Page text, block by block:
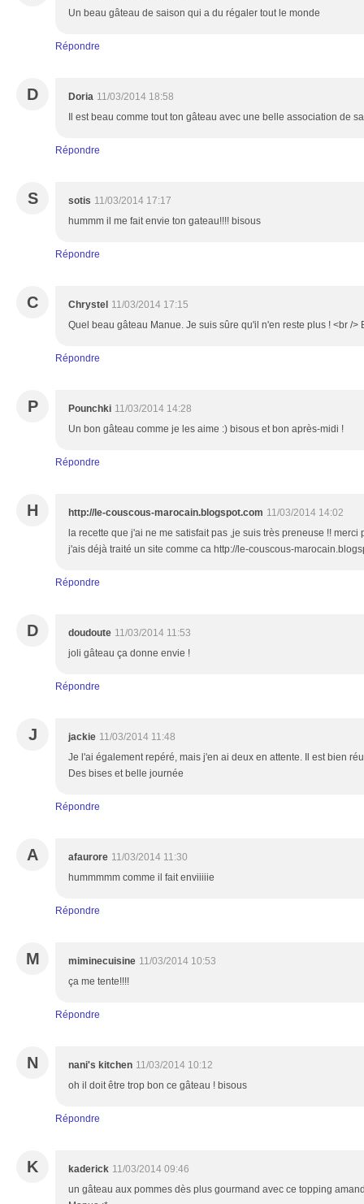
Un beau gâteau de saison qui a du régaler tout le monde
Répondre
D Doria 11/03/2014 18:58
Il est beau comme tout ton gâteau avec une belle association de
Répondre
S sotis 11/03/2014 17:17
hummm il me fait envie ton gateau!!!! bisous
Répondre
C Chrystel 11/03/2014 17:15
Quel beau gâteau Manue. Je suis sûre qu'il n'en reste plus ! <br />
Répondre
P Pounchki 11/03/2014 14:28
Un bon gâteau comme je les aime :) bisous et bon après-midi !
Répondre
H http://le-couscous-marocain.blogspot.com 11/03/2014 14:02
la recette que j'ai ne me satisfait pas ,je suis très preneuse !!
j'ais déjà traité un site comme ca http://le-couscous-
Répondre
D doudoute 11/03/2014 11:53
joli gâteau ça donne envie !
Répondre
J jackie 11/03/2014 11:48
Je l'ai également repéré, mais j'en ai deux en attente. Il est bien
Des bises et belle journée
Répondre
A afaurore 11/03/2014 11:30
hummmmm comme il fait enviiiiie
Répondre
M miminecuisine 11/03/2014 10:53
ça me tente!!!!
Répondre
N nani's kitchen 11/03/2014 10:12
oh il doit être trop bon ce gâteau ! bisous
Répondre
K kaderick 11/03/2014 09:46
un gâteau aux pommes dès plus gourmand avec ce topping